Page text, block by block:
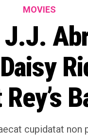
MOVIES
cupidatat non